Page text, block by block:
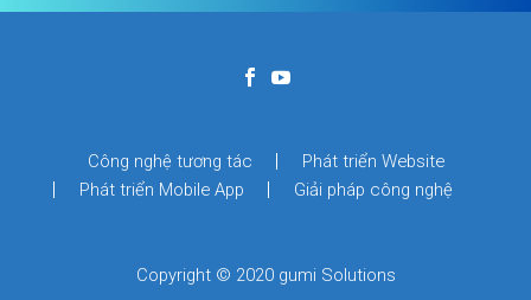
Công nghệ tương tác
Phát triển Website
Phát triển Mobile App
Giải pháp công nghệ
Copyright © 2020 gumi Solutions